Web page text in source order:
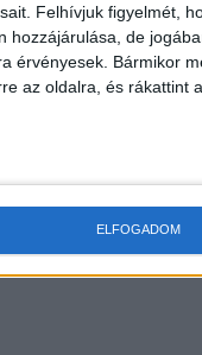
Felhívjuk figyelmét,
hozzájárulása, de
érvényesek. Bármikor
az oldalra, és rákattint
ELFOGADOM
ingyenes
emelkedik az
az ingyenes